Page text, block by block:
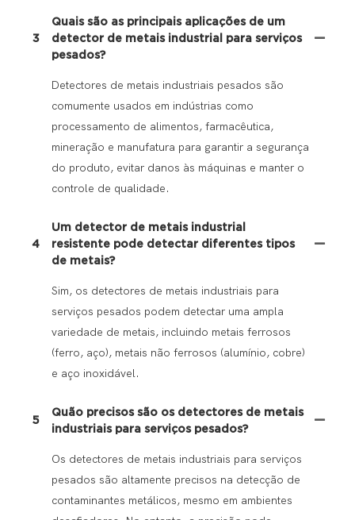
3
Quais são as principais aplicações de um
detector de metais industrial para serviços
pesados?
Detectores de metais industriais pesados ​​são
comumente usados ​​em indústrias como
processamento de alimentos, farmacêutica,
mineração e manufatura para garantir a segurança
do produto, evitar danos às máquinas e manter o
controle de qualidade.
4
Um detector de metais industrial
resistente pode detectar diferentes tipos
de metais?
Sim, os detectores de metais industriais para
serviços pesados ​​podem detectar uma ampla
variedade de metais, incluindo metais ferrosos
(ferro, aço), metais não ferrosos (alumínio, cobre)
e aço inoxidável.
5
Quão precisos são os detectores de metais
industriais para serviços pesados?
Os detectores de metais industriais para serviços
pesados ​​são altamente precisos na detecção de
contaminantes metálicos, mesmo em ambientes